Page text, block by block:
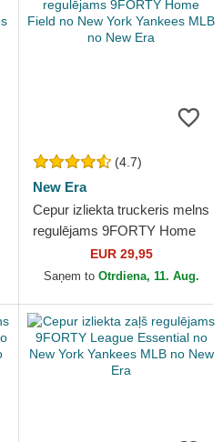
(4.7)
New Era
Cepur izliekta truckeris melns
regulējams 9FORTY Home
Field no New York Yankees
MLB no New Era
EUR 29,95
Saņem to Otrdiena, 11. Aug.